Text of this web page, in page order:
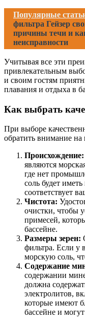
Популярные
фильтра Гейзер
причины течи и
неисправности
Учитывая все эти
привлекательным
и своим гостям
плавания и отдыха в
Как выбрать
При выборе
обратить внимание на
Происхождение:
являются
где нет
соль будет
соответствует
Чистота:
очистки, чтобы
примесей,
бассейне.
Размеры зерен:
фильтра. Если у
морскую соль,
Содержание
содержании
должна
электролитов,
которые имеют
бассейне и